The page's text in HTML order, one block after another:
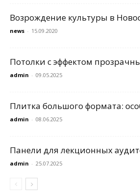
Возрождение культуры в
news - 15.09.2020
Потолки с эффектом
admin - 09.05.2025
Плитка большого формата:
admin - 08.06.2025
Панели для лекционных
admin - 25.07.2025